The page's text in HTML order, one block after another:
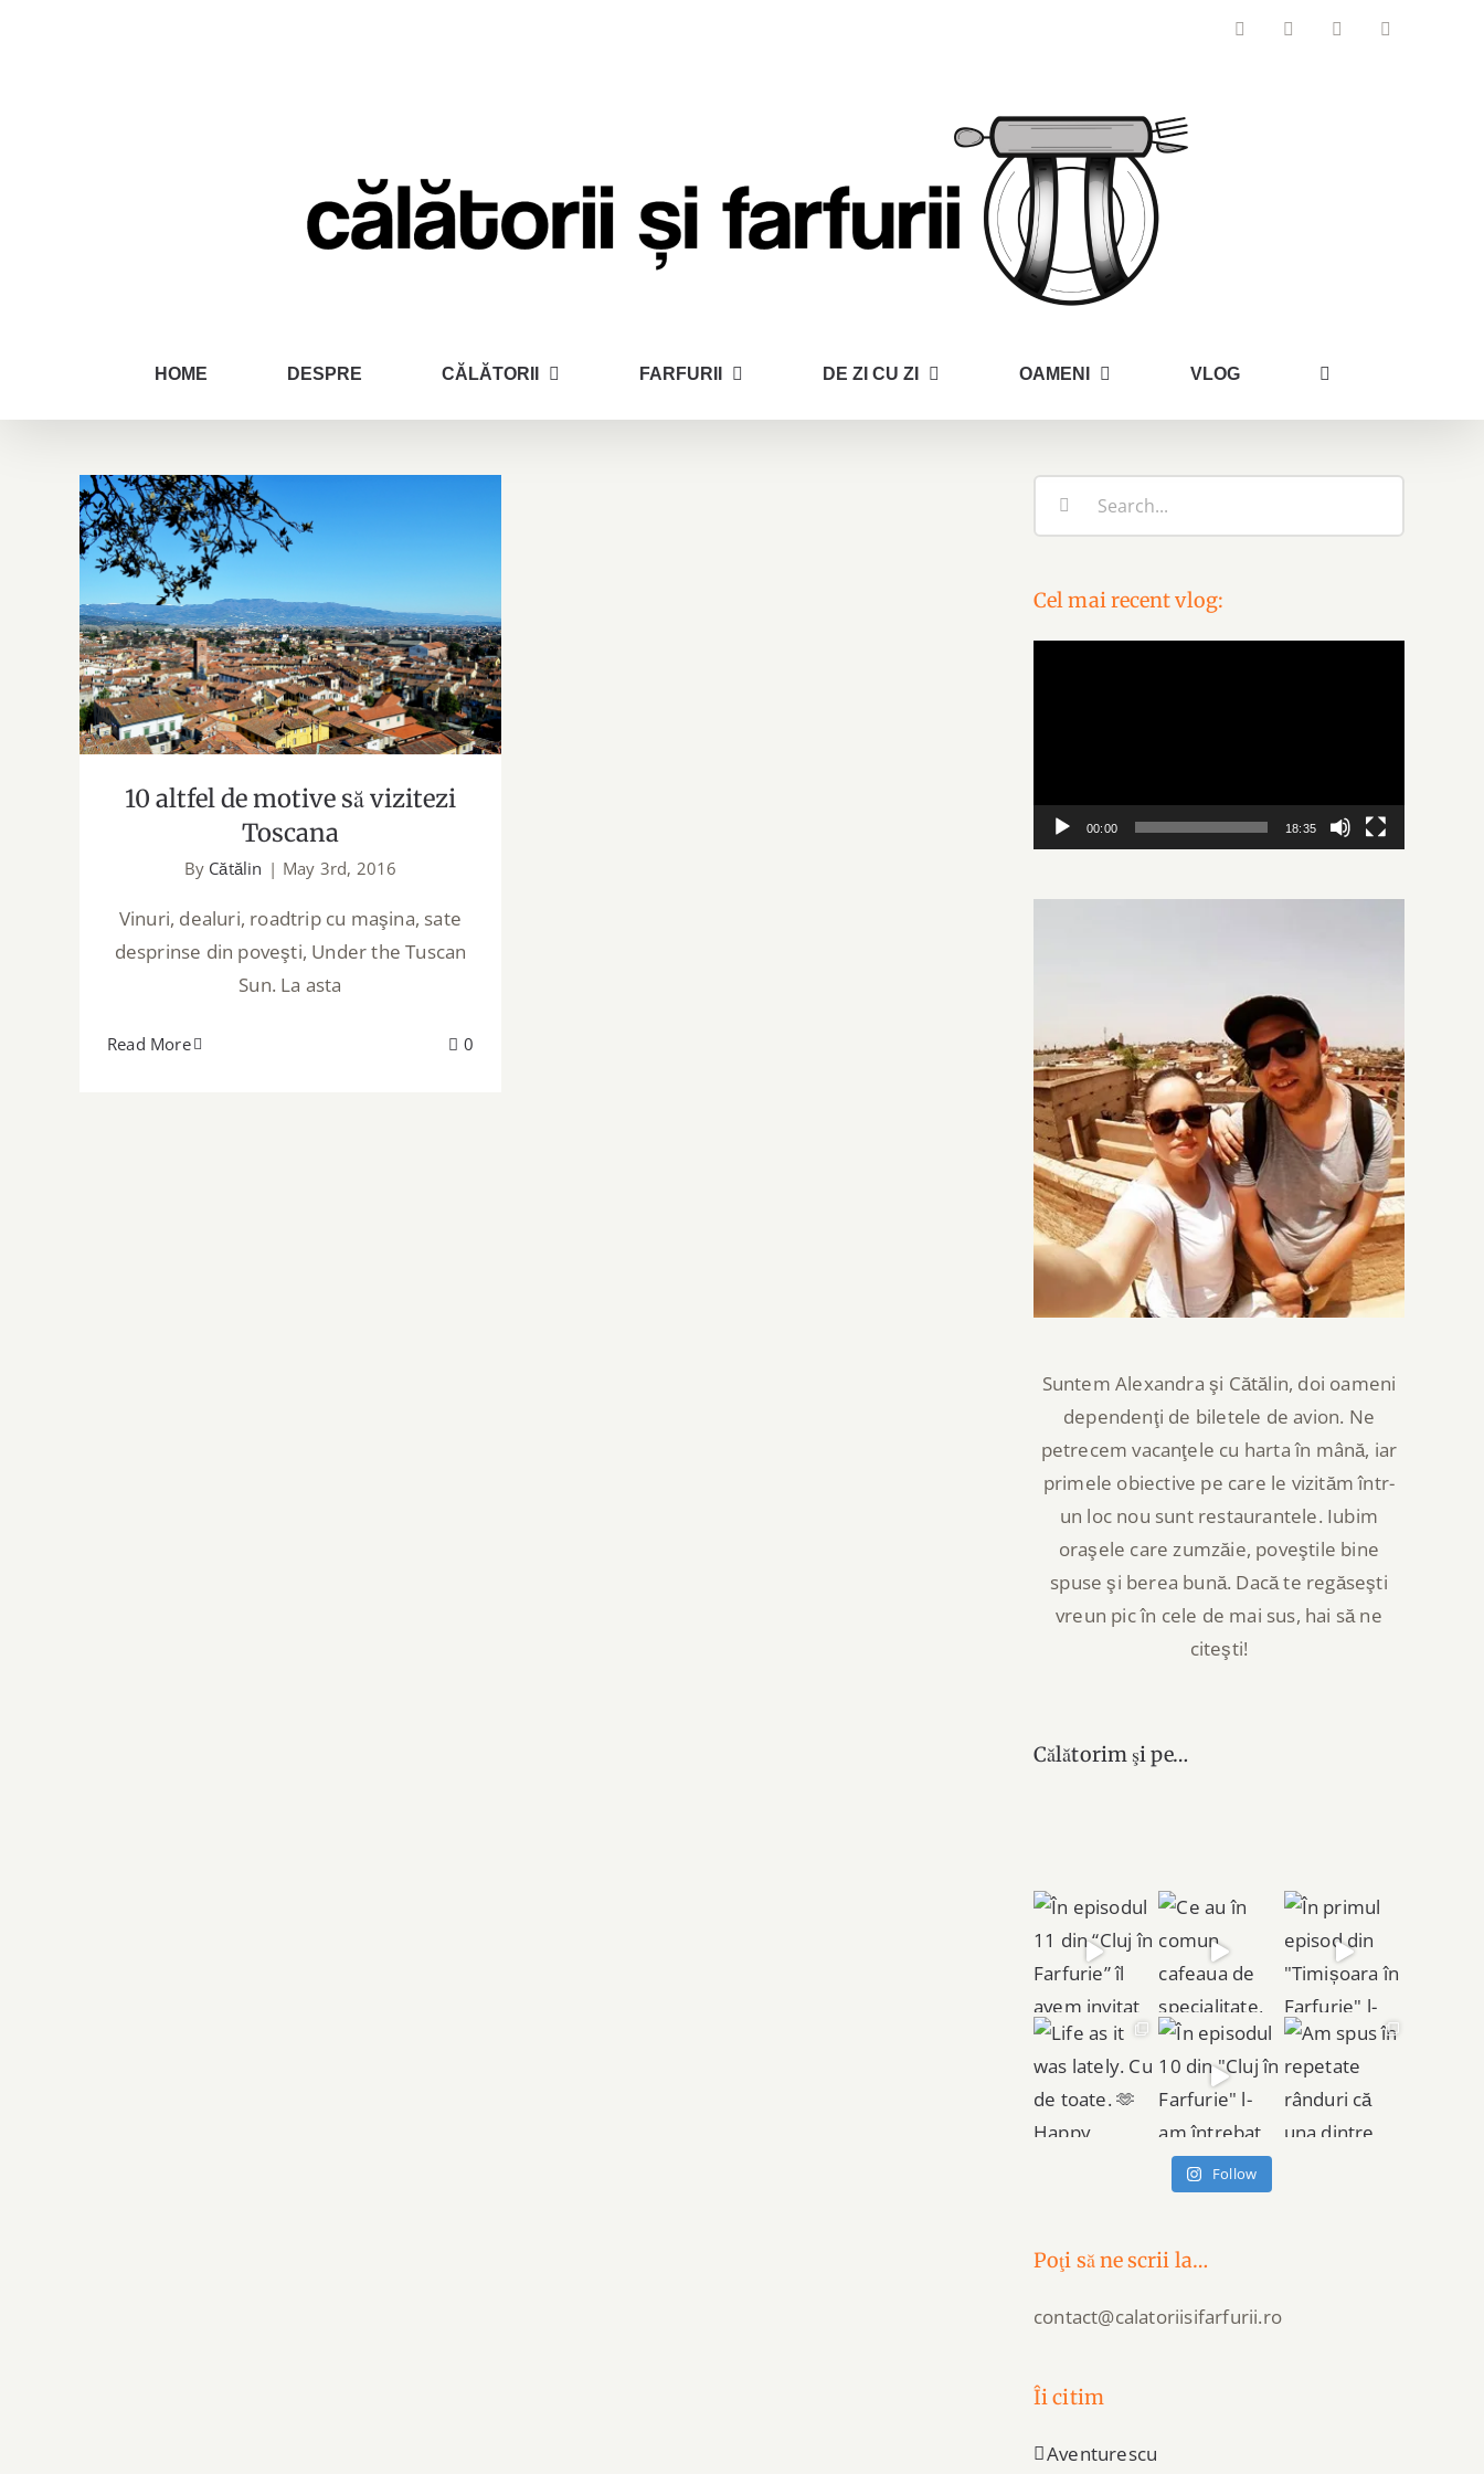
FacebookInstagramYouTubeEmail
HOME DESPRE CĂLĂTORII FARFURII DE ZI CU ZI OAMENI VLOG
10 altfel de motive să vizitezi
Toscana
10 altfel de motive să vizitezi
Toscana
By Cătălin | May 3rd, 2016
Vinuri, dealuri, roadtrip cu maşina, sate
desprinse din poveşti, Under the Tuscan
Sun. La asta
Read More 0
Cel mai recent vlog:
00:00 18:35
Suntem Alexandra şi Cătălin, doi oameni
dependenţi de biletele de avion. Ne
petrecem vacanţele cu harta în mână, iar
primele obiective pe care le vizităm într-
un loc nou sunt restaurantele. Iubim
oraşele care zumzăie, poveştile bine
spuse şi berea bună. Dacă te regăseşti
vreun pic în cele de mai sus, hai să ne
citeşti!
Călătorim şi pe…
Follow
Poţi să ne scrii la…
contact@calatoriisifarfurii.ro
Îi citim
Aventurescu